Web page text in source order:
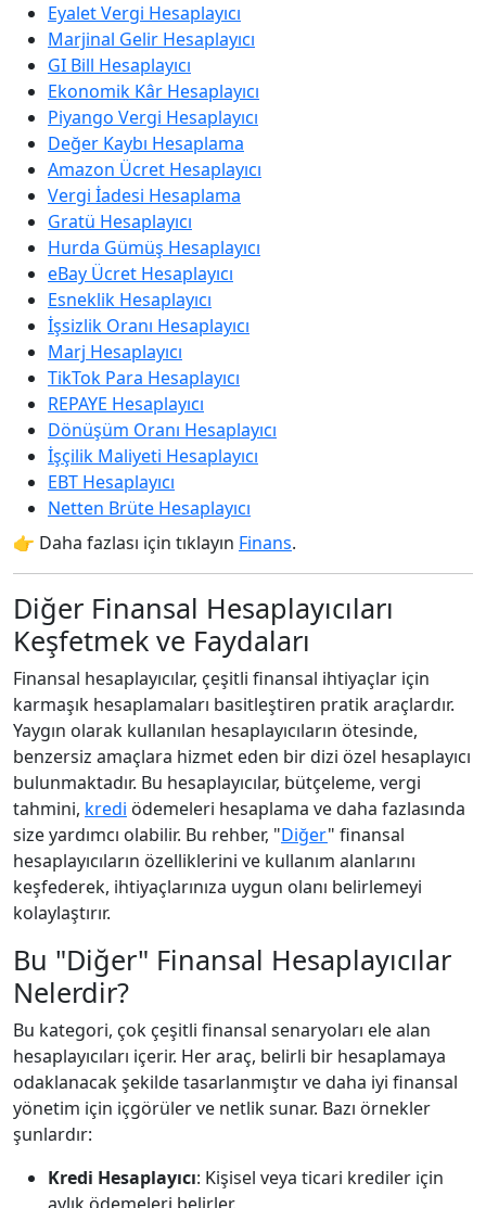
Eyalet Vergi Hesaplayıcı
Marjinal Gelir Hesaplayıcı
GI Bill Hesaplayıcı
Ekonomik Kâr Hesaplayıcı
Piyango Vergi Hesaplayıcı
Değer Kaybı Hesaplama
Amazon Ücret Hesaplayıcı
Vergi İadesi Hesaplama
Gratü Hesaplayıcı
Hurda Gümüş Hesaplayıcı
eBay Ücret Hesaplayıcı
Esneklik Hesaplayıcı
İşsizlik Oranı Hesaplayıcı
Marj Hesaplayıcı
TikTok Para Hesaplayıcı
REPAYE Hesaplayıcı
Dönüşüm Oranı Hesaplayıcı
İşçilik Maliyeti Hesaplayıcı
EBT Hesaplayıcı
Netten Brüte Hesaplayıcı
👉 Daha fazlası için tıklayın Finans.
Diğer Finansal Hesaplayıcıları
Keşfetmek ve Faydaları
Finansal hesaplayıcılar, çeşitli finansal ihtiyaçlar için
karmaşık hesaplamaları basitleştiren pratik araçlardır.
Yaygın olarak kullanılan hesaplayıcıların ötesinde,
benzersiz amaçlara hizmet eden bir dizi özel hesaplayıcı
bulunmaktadır. Bu hesaplayıcılar, bütçeleme, vergi
tahmini, kredi ödemeleri hesaplama ve daha fazlasında
size yardımcı olabilir. Bu rehber, "Diğer" finansal
hesaplayıcıların özelliklerini ve kullanım alanlarını
keşfederek, ihtiyaçlarınıza uygun olanı belirlemeyi
kolaylaştırır.
Bu "Diğer" Finansal Hesaplayıcılar
Nelerdir?
Bu kategori, çok çeşitli finansal senaryoları ele alan
hesaplayıcıları içerir. Her araç, belirli bir hesaplamaya
odaklanacak şekilde tasarlanmıştır ve daha iyi finansal
yönetim için içgörüler ve netlik sunar. Bazı örnekler
şunlardır:
Kredi Hesaplayıcı: Kişisel veya ticari krediler için